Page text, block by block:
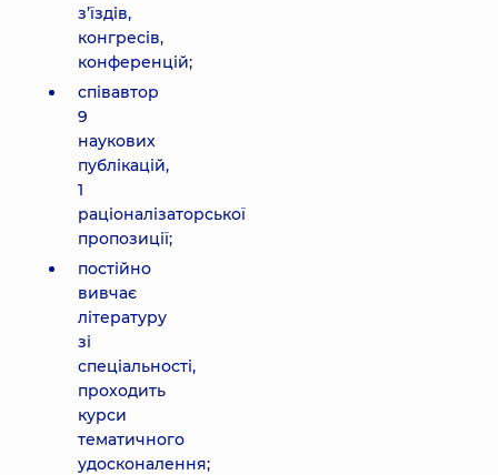
з’їздів,
конгресів,
конференцій;
співавтор
9
наукових
публікацій,
1
раціоналізаторської
пропозиції;
постійно
вивчає
літературу
зі
спеціальності,
проходить
курси
тематичного
удосконалення;